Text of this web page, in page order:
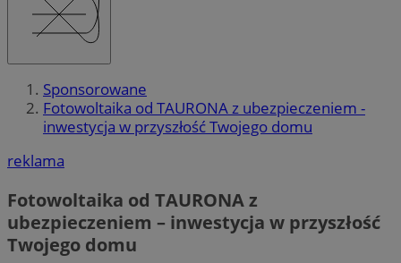
Sponsorowane
Fotowoltaika od TAURONA z ubezpieczeniem -
inwestycja w przyszłość Twojego domu
reklama
Fotowoltaika od TAURONA z
ubezpieczeniem – inwestycja w przyszłość
Twojego domu